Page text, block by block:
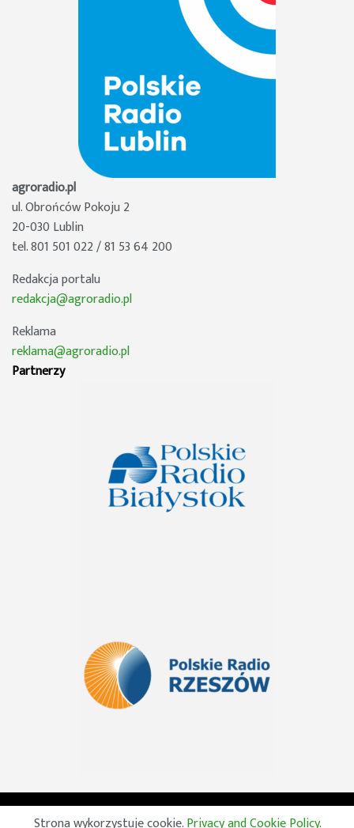
agroradio.pl
ul. Obrońców Pokoju 2
20-030 Lublin
tel. 801 501 022 / 81 53 64 200
Redakcja portalu
redakcja@agroradio.pl
Reklama
reklama@agroradio.pl
Partnerzy
© 2026 Wszelkie prawa zastrzeżone. Radio Lublin S.A. w
Strona wykorzystuje cookie.Privacy and Cookie Policy.